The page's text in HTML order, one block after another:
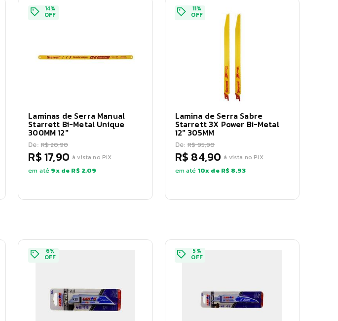
Laminas de Serra Manual
Starrett Bi-Metal Unique
300MM 12"
De: R$ 20,90
R$ 17,90 à vista no PIX
em até 9x de R$ 2,09
14%
OFF
Lamina de Serra Sabre
Starrett 3X Power Bi-Metal
12" 305MM
De: R$ 95,90
R$ 84,90 à vista no PIX
em até 10x de R$ 8,93
11%
OFF
6%
OFF
5%
OFF